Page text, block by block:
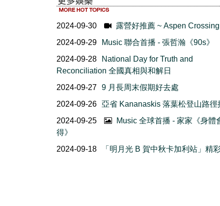
2024-09-30
露營好推薦 ~ Aspen Crossing
2024-09-29
Music 聯合首播 - 張哲瀚《90s》
2024-09-28
National Day for Truth and
Reconciliation 全國真相與和解日
2024-09-27 9 月長周末假期好去處
2024-09-26 亞省 Kananaskis 落葉松登山路徑
2024-09-25
Music 全球首播 - 家家《身體
得》
2024-09-18
「明月光 B 賀中秋卡加利站」精